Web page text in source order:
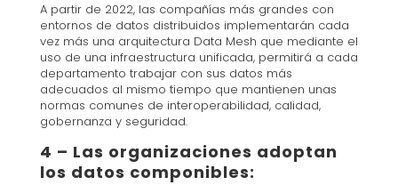
A partir de 2022, las compañías más grandes con
entornos de datos distribuidos implementarán cada
vez más una arquitectura Data Mesh que mediante el
uso de una infraestructura unificada, permitirá a cada
departamento trabajar con sus datos más
adecuados al mismo tiempo que mantienen unas
normas comunes de interoperabilidad, calidad,
gobernanza y seguridad.
4 – Las organizaciones adoptan
los datos componibles: